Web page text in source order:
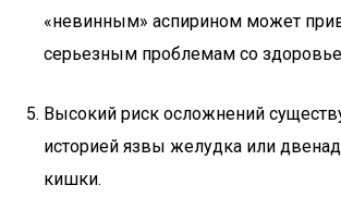
«невинным» аспирином может
серьезным проблемам со
Высокий риск осложнений
историей язвы желудка или
кишки.